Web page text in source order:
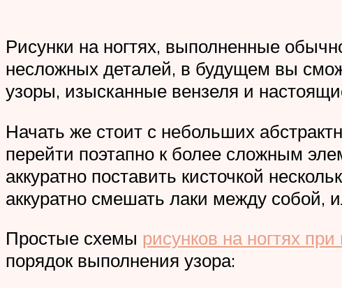
Рисунки на ногтях, выполненные
несложных деталей, в будущем вы
узоры, изысканные вензеля и
Начать же стоит с небольших
перейти поэтапно к более сложным
аккуратно поставить кисточкой
аккуратно смешать лаки между собой,
Простые схемы рисунков на ногтях
порядок выполнения узора: